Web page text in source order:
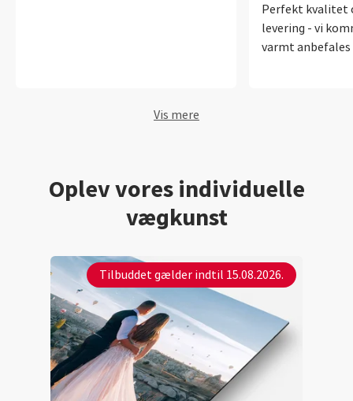
Perfekt kvalitet
levering - vi
varmt anbefales
Vis mere
Oplev vores individuelle
vægkunst
Tilbuddet gælder indtil 15.08.2026.